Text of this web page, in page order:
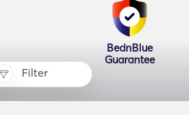
Filter
BednBlue
Guarantee